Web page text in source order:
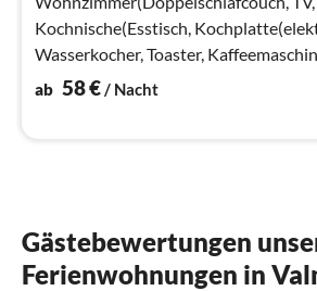
Kochnische(Esstisch,
Wasserkocher, Toaster,
ab 58€/ Nacht
Gästebewertungen
Ferienwohnungen in